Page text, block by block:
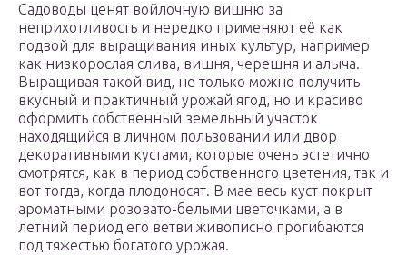
Садоводы ценят войлочную вишню за
неприхотливость и нередко применяют её как
подвой для выращивания иных культур, например
как низкорослая слива, вишня, черешня и алыча.
Выращивая такой вид, не только можно получить
вкусный и практичный урожай ягод, но и красиво
оформить собственный земельный участок
находящийся в личном пользовании или двор
декоративными кустами, которые очень эстетично
смотрятся, как в период собственного цветения, так и
вот тогда, когда плодоносят. В мае весь куст покрыт
ароматными розовато-белыми цветочками, а в
летний период его ветви живописно прогибаются
под тяжестью богатого урожая.